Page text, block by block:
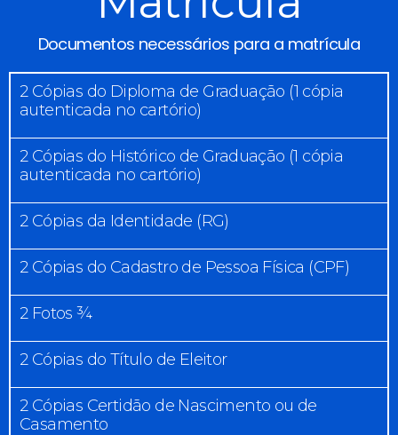
Documentos necessários para a matrícula
2 Cópias do Diploma de Graduação (1 cópia
autenticada no cartório)
2 Cópias do Histórico de Graduação (1 cópia
autenticada no cartório)
2 Cópias da Identidade (RG)
2 Cópias do Cadastro de Pessoa Física (CPF)
2 Fotos ¾
2 Cópias do Título de Eleitor
2 Cópias Certidão de Nascimento ou de
Casamento